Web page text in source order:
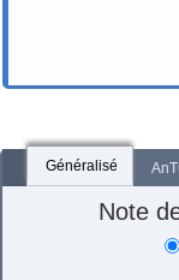
Généralisé
Note